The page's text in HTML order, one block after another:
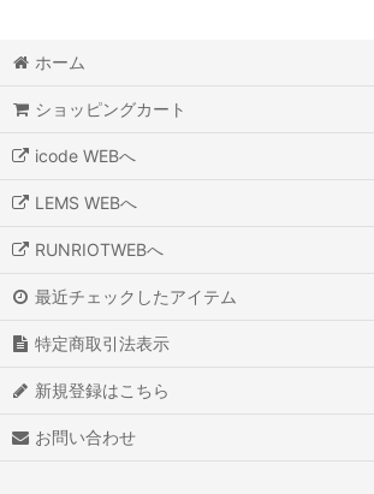
ホーム
ショッピングカート
icode WEBへ
LEMS WEBへ
RUNRIOTWEBへ
最近チェックしたアイテム
特定商取引法表示
新規登録はこちら
お問い合わせ